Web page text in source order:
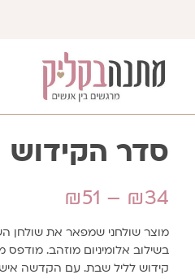
סדר הקידוש
₪34
–
₪51
מוצר שולחני שמפאר את שולחן
קידוש לליל שבת. עם הקדשה